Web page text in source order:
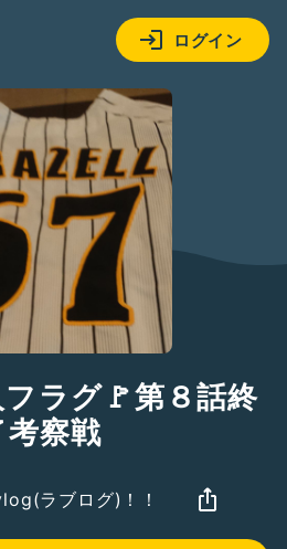
ログイン
ラグ🚩第８話終
考察戦
ラブログ)！！